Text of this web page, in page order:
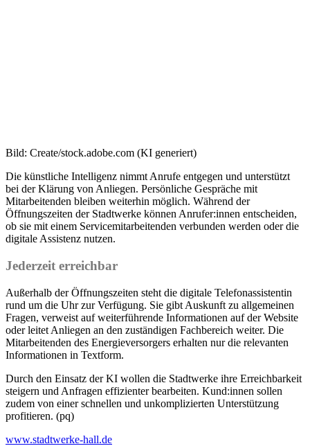
Bild: Create/stock.adobe.com (KI generiert)
Die künstliche Intelligenz nimmt Anrufe entgegen und unterstützt
bei der Klärung von Anliegen. Persönliche Gespräche mit
Mitarbeitenden bleiben weiterhin möglich. Während der
Öffnungszeiten der Stadtwerke können Anrufer:innen entscheiden,
ob sie mit einem Servicemitarbeitenden verbunden werden oder die
digitale Assistenz nutzen.
Jederzeit erreichbar
Außerhalb der Öffnungszeiten steht die digitale Telefonassistentin
rund um die Uhr zur Verfügung. Sie gibt Auskunft zu allgemeinen
Fragen, verweist auf weiterführende Informationen auf der Website
oder leitet Anliegen an den zuständigen Fachbereich weiter. Die
Mitarbeitenden des Energieversorgers erhalten nur die relevanten
Informationen in Textform.
Durch den Einsatz der KI wollen die Stadtwerke ihre Erreichbarkeit
steigern und Anfragen effizienter bearbeiten. Kund:innen sollen
zudem von einer schnellen und unkomplizierten Unterstützung
profitieren. (pq)
www.stadtwerke-hall.de